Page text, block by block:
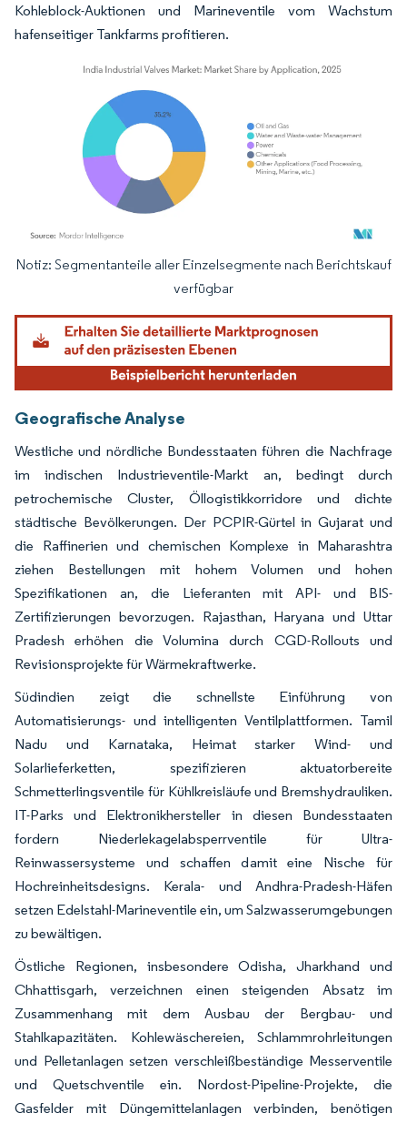
Kohleblock-Auktionen und Marineventile vom Wachstum
hafenseitiger Tankfarms profitieren.
Bild © Mordor Intelligence. Wiederverwendung erfordert Namensnennung gemäß
Notiz: Segmentanteile aller Einzelsegmente nach Berichtskauf
verfügbar
Geografische Analyse
Westliche und nördliche Bundesstaaten führen die Nachfrage
im indischen Industrieventile-Markt an, bedingt durch
petrochemische Cluster, Öllogistikkorridore und dichte
städtische Bevölkerungen. Der PCPIR-Gürtel in Gujarat und
die Raffinerien und chemischen Komplexe in Maharashtra
ziehen Bestellungen mit hohem Volumen und hohen
Spezifikationen an, die Lieferanten mit API- und BIS-
Zertifizierungen bevorzugen. Rajasthan, Haryana und Uttar
Pradesh erhöhen die Volumina durch CGD-Rollouts und
Revisionsprojekte für Wärmekraftwerke.
Südindien zeigt die schnellste Einführung von
Automatisierungs- und intelligenten Ventilplattformen. Tamil
Nadu und Karnataka, Heimat starker Wind- und
Solarlieferketten, spezifizieren aktuatorbereite
Schmetterlingsventile für Kühlkreisläufe und Bremshydrauliken.
IT-Parks und Elektronikhersteller in diesen Bundesstaaten
fordern Niederlekagelabsperrventile für Ultra-
Reinwassersysteme und schaffen damit eine Nische für
Hochreinheitsdesigns. Kerala- und Andhra-Pradesh-Häfen
setzen Edelstahl-Marineventile ein, um Salzwasserumgebungen
zu bewältigen.
Östliche Regionen, insbesondere Odisha, Jharkhand und
Chhattisgarh, verzeichnen einen steigenden Absatz im
Zusammenhang mit dem Ausbau der Bergbau- und
Stahlkapazitäten. Kohlewäschereien, Schlammrohrleitungen
und Pelletanlagen setzen verschleißbeständige Messerventile
und Quetschventile ein. Nordost-Pipeline-Projekte, die
Gasfelder mit Düngemittelanlagen verbinden, benötigen